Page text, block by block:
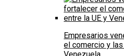
Empresarios
el comercio y